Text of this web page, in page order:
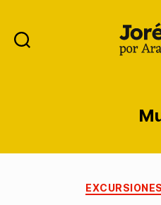
EXCURSIONES